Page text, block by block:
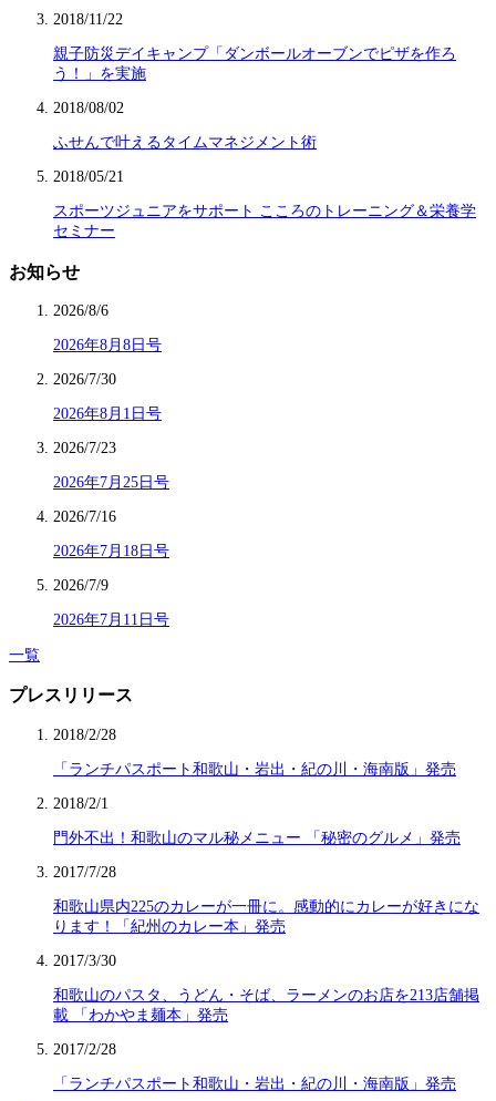
2018/11/22
親子防災デイキャンプ「ダンボールオーブンでピザを作ろ
う！」を実施
2018/08/02
ふせんで叶えるタイムマネジメント術
2018/05/21
スポーツジュニアをサポート こころのトレーニング＆栄養学
セミナー
お知らせ
2026/8/6
2026年8月8日号
2026/7/30
2026年8月1日号
2026/7/23
2026年7月25日号
2026/7/16
2026年7月18日号
2026/7/9
2026年7月11日号
一覧
プレスリリース
2018/2/28
「ランチパスポート和歌山・岩出・紀の川・海南版」発売
2018/2/1
門外不出！和歌山のマル秘メニュー 「秘密のグルメ」発売
2017/7/28
和歌山県内225のカレーが一冊に。感動的にカレーが好きにな
ります！「紀州のカレー本」発売
2017/3/30
和歌山のパスタ、うどん・そば、ラーメンのお店を213店舗掲
載 「わかやま麺本」発売
2017/2/28
「ランチパスポート和歌山・岩出・紀の川・海南版」発売